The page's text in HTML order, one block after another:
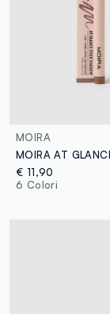
MOIRA
€ 11,90
6 Colori